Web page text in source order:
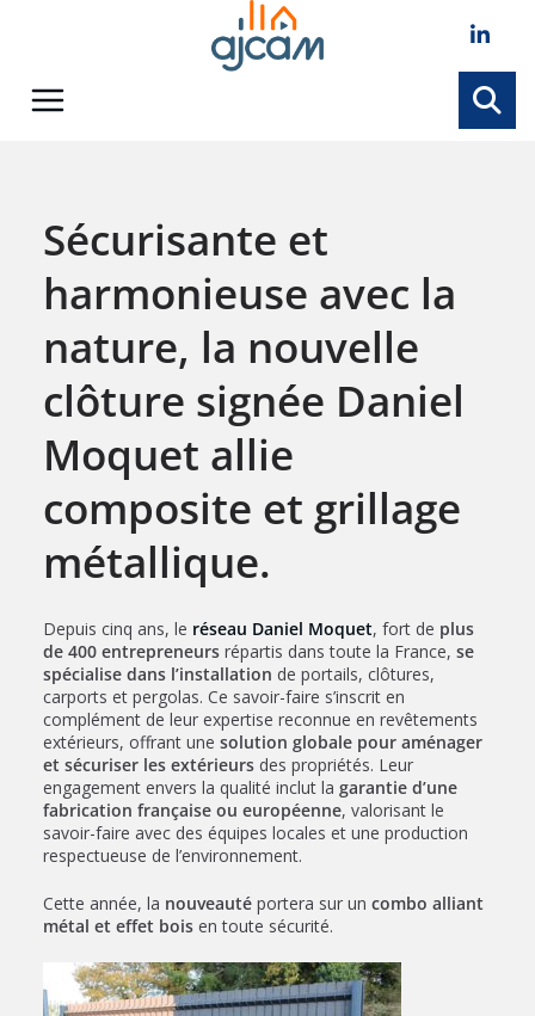
Sécurisante et
harmonieuse avec la
nature, la nouvelle
clôture signée Daniel
Moquet allie
composite et grillage
métallique.
Depuis cinq ans, le réseau Daniel Moquet, fort de plus
de 400 entrepreneurs répartis dans toute la France, se
spécialise dans l’installation de portails, clôtures,
carports et pergolas. Ce savoir-faire s’inscrit en
complément de leur expertise reconnue en revêtements
extérieurs, offrant une solution globale pour aménager
et sécuriser les extérieurs des propriétés. Leur
engagement envers la qualité inclut la garantie d’une
fabrication française ou européenne, valorisant le
savoir-faire avec des équipes locales et une production
respectueuse de l’environnement.
Cette année, la nouveauté portera sur un combo alliant
métal et effet bois en toute sécurité.